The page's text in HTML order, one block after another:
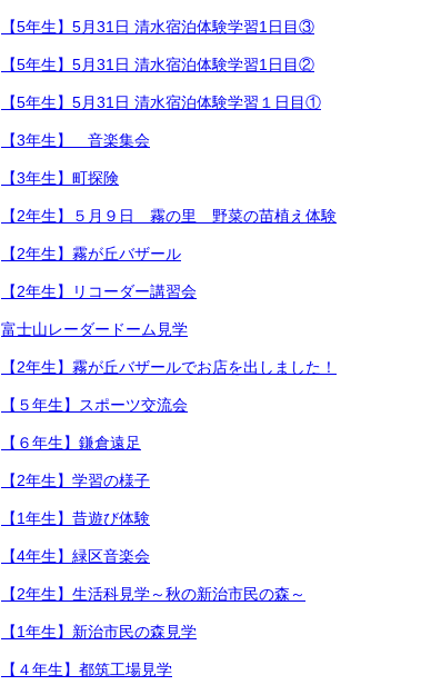
【5年生】5月31日 清水宿泊体験学習1日目③
【5年生】5月31日 清水宿泊体験学習1日目②
【5年生】5月31日 清水宿泊体験学習１日目①
【3年生】 音楽集会
【3年生】町探険
【2年生】５月９日 霧の里 野菜の苗植え体験
【2年生】霧が丘バザール
【2年生】リコーダー講習会
富士山レーダードーム見学
【2年生】霧が丘バザールでお店を出しました！
【５年生】スポーツ交流会
【６年生】鎌倉遠足
【2年生】学習の様子
【1年生】昔遊び体験
【4年生】緑区音楽会
【2年生】生活科見学～秋の新治市民の森～
【1年生】新治市民の森見学
【４年生】都筑工場見学